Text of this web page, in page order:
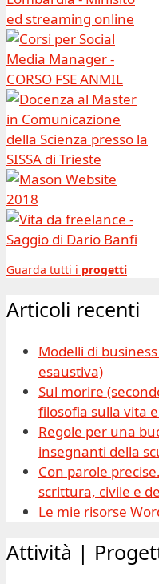
Guarda tutti i progetti
Articoli recenti
Modelli di
esaustiva)
Sul morire
filosofia sulla vita
Regole per una
insegnanti della
Con parole
scrittura, civile e
Le mie risorse
Attività |